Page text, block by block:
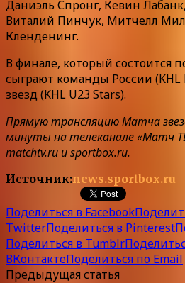
Даниэль Спронг, Кевин
Виталий Пинчук, Митчелл
Кленденинг.
В финале, который состоится
сыграют команды России (KHL
звезд (KHL U23 Stars).
Прямую трансляцию Матча
минуты на телеканале «Матч
matchtv.ru и sportbox.ru.
Источник:news.sportbox.ru
Поделиться в Facebook
TwitterПоделиться в Pinterest
Поделиться в Tumblr
ВКонтактеПоделиться по Email
Предыдущая статья